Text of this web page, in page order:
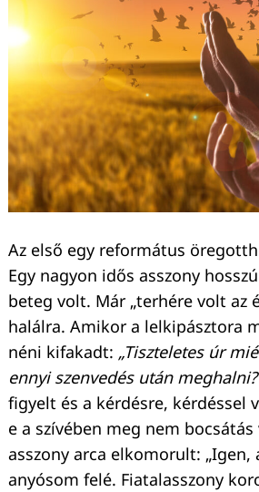
Az első egy református
Egy nagyon idős asszony
beteg volt. Már „terhére volt az
halálra. Amikor a lelkipásztora
néni kifakadt: „Tiszteletes úr
ennyi szenvedés után
figyelt és a kérdésre, kérdéssel
e a szívében meg nem bocsátás
asszony arca elkomorult: „Igen,
anyósom felé. Fiatalasszony